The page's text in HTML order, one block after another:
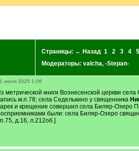
Страницы: ← Назад 1 2 3 4 5
Модераторы: valcha, -Stepan-
июля 2025 1:06
метрической книги Вознесенской церкви
м.п.78; села Седелькино у священника
и крещение совершил села Биляр-Озеро
были: села Биляр-Озеро
д.16, л.212об.]